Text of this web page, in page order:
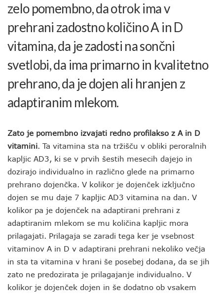
zelo pomembno, da otrok ima v
prehrani zadostno količino A in D
vitamina, da je zadosti na sončni
svetlobi, da ima primarno in kvalitetno
prehrano, da je dojen ali hranjen z
adaptiranim mlekom.
Zato je pomembno izvajati redno profilakso z A in D
vitamini. Ta vitamina sta na tržišču v obliki peroralnih
kapljic AD3, ki se v prvih šestih mesecih dajejo in
dozirajo individualno in različno glede na primarno
prehrano dojenčka. V kolikor je dojenček izključno
dojen se mu daje 7 kapljic AD3 vitamina na dan. V
kolikor pa je dojenček na adaptirani prehrani z
adaptiranim mlekom se mu količina kapljic mora
prilagajati. Prilagaja se zaradi tega ker je vsebnost
vitaminov A in D v adaptirani prehrani nekoliko večja
in sta ta vitamina v hrani še posebej dodana, da se jih
zato ne predozirata je prilagajanje individualno. V
kolikor je dojenček dojen in še dodatno ob vsakem